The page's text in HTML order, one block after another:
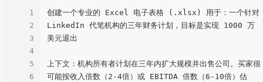
1
2
3
4
5
6
创建一个专业的 Excel 电子表格 (.xlsx) 用于：一个针对
LinkedIn 代笔机构的三年财务计划，目标是实现 1000 万
美元退出
上下文：机构所有者计划在三年内扩大规模并出售公司。买家很
可能按收入倍数（2-4倍）或 EBITDA 倍数（6-10倍）估